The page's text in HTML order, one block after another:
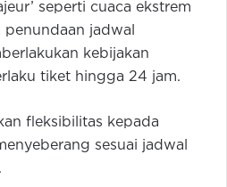
seperti cuaca ekstrem
jadwal
kebijakan
tiket hingga 24 jam.
fleksibilitas kepada
sesuai jadwal